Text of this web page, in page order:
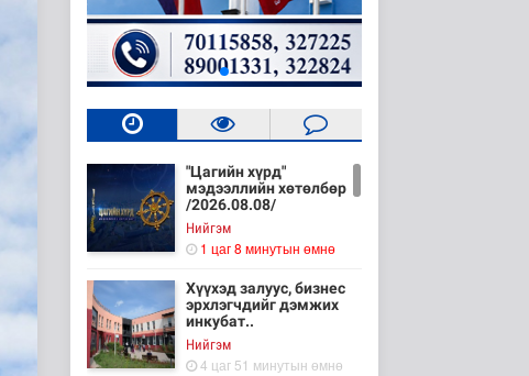
"Цагийн хүрд"
мэдээллийн хөтөлбөр
/2026.08.08/
Нийгэм
1 цаг 8 минутын өмнө
Хүүхэд залуус, бизнес
эрхлэгчдийг дэмжих
инкубат..
Нийгэм
4 цаг 51 минутын өмнө